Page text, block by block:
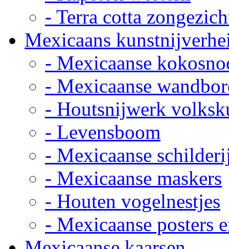
- Terra cotta
Mexicaans
- Mexicaanse
- Mexicaanse
- Houtsnijwerk
- Levensboom
- Mexicaanse
- Mexicaanse maskers
- Houten vogelnestjes
- Mexicaanse posters